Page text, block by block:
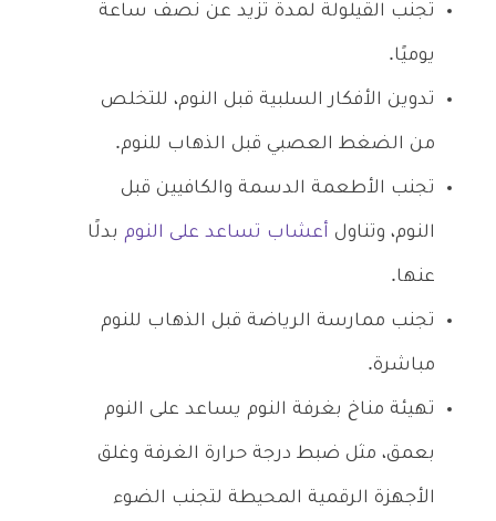
تجنب القيلولة لمدة تزيد عن نصف ساعة
يوميًا.
تدوين الأفكار السلبية قبل النوم، للتخلص
من الضغط العصبي قبل الذهاب للنوم.
تجنب الأطعمة الدسمة والكافيين قبل
النوم، وتناول أعشاب تساعد على النوم بدلًا
عنها.
تجنب ممارسة الرياضة قبل الذهاب للنوم
مباشرة.
تهيئة مناخ بغرفة النوم يساعد على النوم
بعمق، مثل ضبط درجة حرارة الغرفة وغلق
الأجهزة الرقمية المحيطة لتجنب الضوء